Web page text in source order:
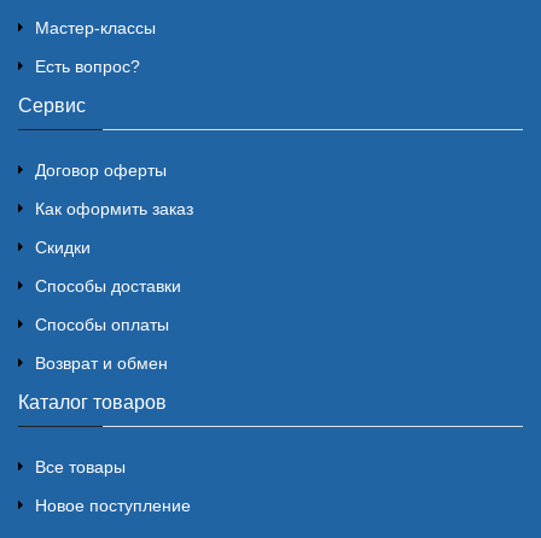
Мастер-классы
Есть вопрос?
Сервис
Договор оферты
Как оформить заказ
Скидки
Способы доставки
Способы оплаты
Возврат и обмен
Каталог товаров
Все товары
Новое поступление